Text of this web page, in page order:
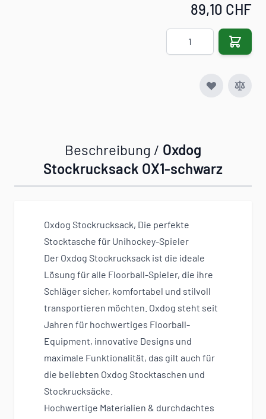
89,10 CHF
Menge
Beschreibung / Oxdog
Stockrucksack OX1-schwarz
Oxdog Stockrucksack, Die perfekte
Stocktasche für Unihockey-Spieler
Der Oxdog Stockrucksack ist die ideale
Lösung für alle Floorball-Spieler, die ihre
Schläger sicher, komfortabel und stilvoll
transportieren möchten. Oxdog steht seit
Jahren für hochwertiges Floorball-
Equipment, innovative Designs und
maximale Funktionalität, das gilt auch für
die beliebten Oxdog Stocktaschen und
Stockrucksäcke.
Hochwertige Materialien & durchdachtes